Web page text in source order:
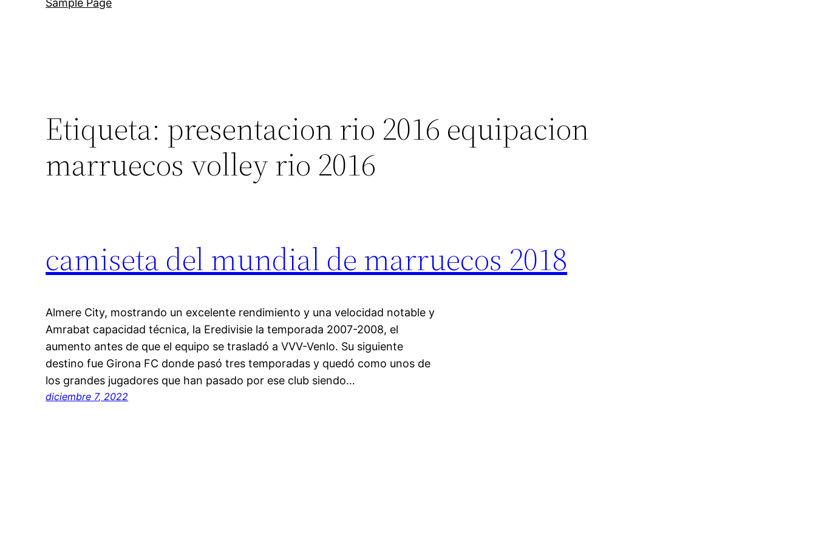
Sample Page
Etiqueta: presentacion rio 2016 equipacion
marruecos volley rio 2016
camiseta del mundial de marruecos 2018
Almere City, mostrando un excelente rendimiento y una velocidad notable y
Amrabat capacidad técnica, la Eredivisie la temporada 2007-2008, el
aumento antes de que el equipo se trasladó a VVV-Venlo. Su siguiente
destino fue Girona FC donde pasó tres temporadas y quedó como unos de
los grandes jugadores que han pasado por ese club siendo…
diciembre 7, 2022